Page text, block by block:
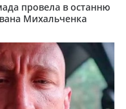
провела в останню
Михальченка